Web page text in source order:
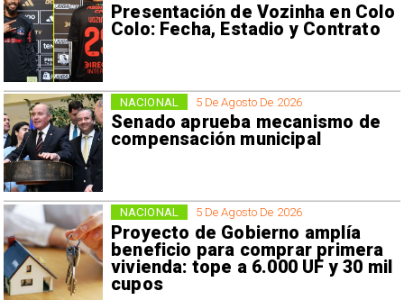
Presentación de Vozinha en Colo
Colo: Fecha, Estadio y Contrato
5 De Agosto De 2026
Senado aprueba mecanismo de
compensación municipal
NACIONAL
5 De Agosto De 2026
Proyecto de Gobierno amplía
beneficio para comprar primera
vivienda: tope a 6.000 UF y 30 mil
cupos
NACIONAL